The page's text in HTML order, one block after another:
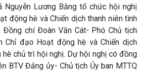
Lương Bằng tổ chức hội nghị
động hè và Chiến dịch thanh niên tình
Đồng chí Đoàn Văn Cát- Phó Chủ tịch
Chỉ đạo Hoạt động hè và Chiến dịch
hè chủ trì hội nghị. Dự hội nghị có đồng
BTV Đảng ủy- Chủ tịch Ủy ban MTTQ